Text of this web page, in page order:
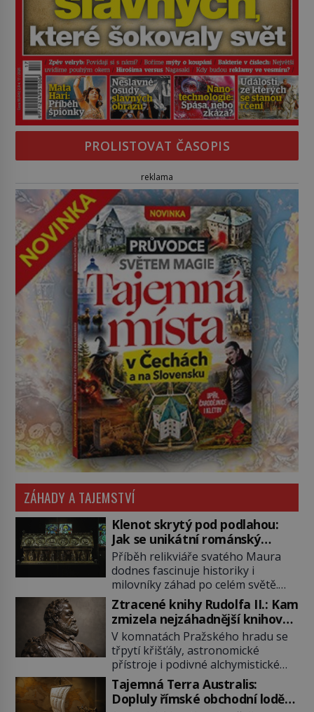
PROLISTOVAT ČASOPIS
reklama
ZÁHADY A TAJEMSTVÍ
Klenot skrytý pod podlahou:
Jak se unikátní románský
poklad dostal do zapadlého
Bečova?
Příběh relikviáře svatého Maura
dodnes fascinuje historiky i
milovníky záhad po celém světě.
Tato románská zlatnická památka
ze 13. století je po českých
korunovačních klenotech druhým
nejcennějším movitým majetkem v
České republice. Přestože byl
klenot v roce 1985 po dramatickém
pátrání kriminalistů úspěšně
nalezen, jeho minulost stále
Ztracené knihy Rudolfa II.: Kam
zmizela nejzáhadnější knihovna
Evropy?
V komnatách Pražského hradu se
třpytí křišťály, astronomické
přístroje i podivné alchymistické
rukopisy. Císař Rudolf II.
shromažďuje vše, co souvisí s
tajemstvím přírody, hvězd i
Tajemná Terra Australis:
Dopluly římské obchodní lodě